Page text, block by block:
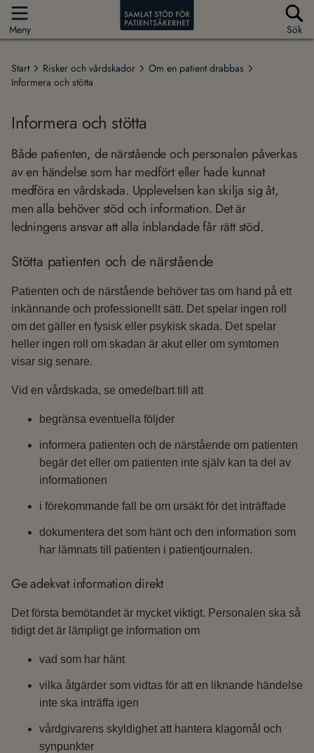
Meny Sök
Start Risker och vårdskador
Om en patient drabbas
Informera och stötta
Informera och stötta
Både patienten, de närstående och personalen påverkas
av en händelse som har medfört eller hade kunnat
medföra en vårdskada. Upplevelsen kan skilja sig åt,
men alla behöver stöd och information. Det är
ledningens ansvar att alla inblandade får rätt stöd.
Stötta patienten och de närstående
Patienten och de närstående behöver tas om hand på ett
inkännande och professionellt sätt. Det spelar ingen roll
om det gäller en fysisk eller psykisk skada. Det spelar
heller ingen roll om skadan är akut eller om symtomen
visar sig senare.
Vid en vårdskada, se omedelbart till att
begränsa eventuella följder
informera patienten och de närstående om patienten
begär det eller om patienten inte själv kan ta del av
informationen
i förekommande fall be om ursäkt för det inträffade
dokumentera det som hänt och den information som
har lämnats till patienten i patientjournalen.
Ge adekvat information direkt
Det första bemötandet är mycket viktigt. Personalen ska så
tidigt det är lämpligt ge information om
vad som har hänt
vilka åtgärder som vidtas för att en liknande händelse
inte ska inträffa igen
vårdgivarens skyldighet att hantera klagomål och
synpunkter